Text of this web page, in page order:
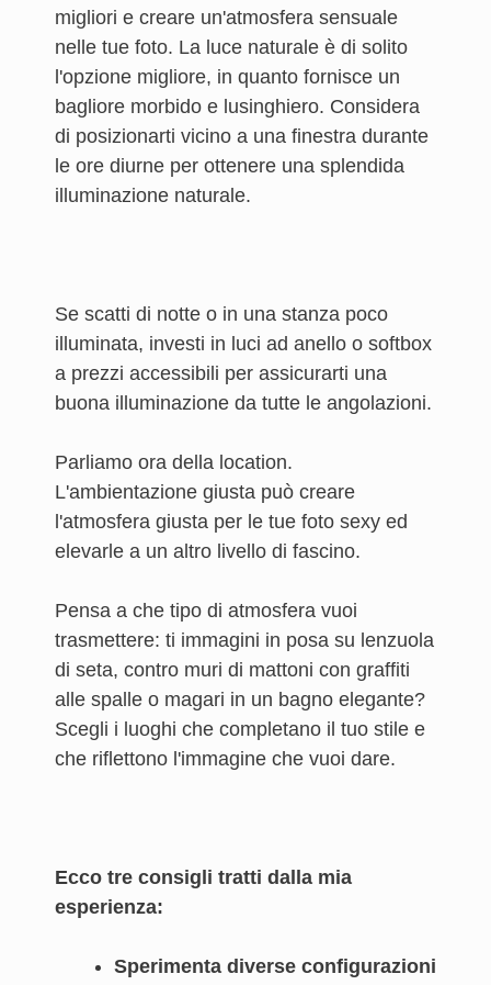
migliori e creare un'atmosfera sensuale
nelle tue foto. La luce naturale è di solito
l'opzione migliore, in quanto fornisce un
bagliore morbido e lusinghiero. Considera
di posizionarti vicino a una finestra durante
le ore diurne per ottenere una splendida
illuminazione naturale.
Se scatti di notte o in una stanza poco
illuminata, investi in luci ad anello o softbox
a prezzi accessibili per assicurarti una
buona illuminazione da tutte le angolazioni.
Parliamo ora della location.
L'ambientazione giusta può creare
l'atmosfera giusta per le tue foto sexy ed
elevarle a un altro livello di fascino.
Pensa a che tipo di atmosfera vuoi
trasmettere: ti immagini in posa su lenzuola
di seta, contro muri di mattoni con graffiti
alle spalle o magari in un bagno elegante?
Scegli i luoghi che completano il tuo stile e
che riflettono l'immagine che vuoi dare.
Ecco tre consigli tratti dalla mia
esperienza:
Sperimenta diverse configurazioni